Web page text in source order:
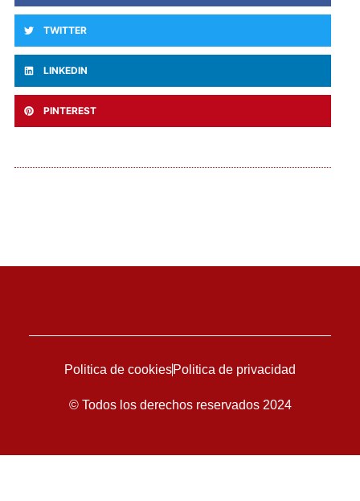
TWITTER
LINKEDIN
PINTEREST
Politica de cookiesPolitica de privacidad
© Todos los derechos reservados 2024